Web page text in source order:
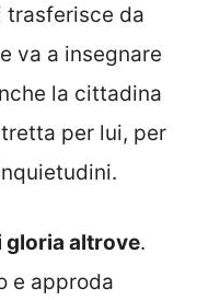
trasferisce da
va a insegnare
la cittadina
per lui, per
gloria altrove.
e approda